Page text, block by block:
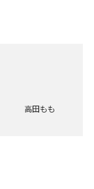
高田もも